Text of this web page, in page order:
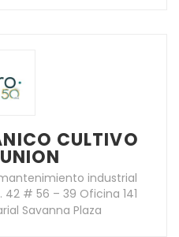
CULTIVO
industrial
42 # 56 – 39 Oficina 141
Savanna Plaza